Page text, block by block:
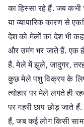
का हिस्सा रहे हैं. जब कभी
या व्यापारिक कारण से
देश को मेलों का देश भी
और उमंग भर जाते हैं. एक
हैं. मेले में झुले, जादुगर,
कुछ मेले पशु विक्रय के
त्योहार पर मेले लगते ही
पर गहरी छाप छोड़ जाते
हैं, जब कई लोग किसी